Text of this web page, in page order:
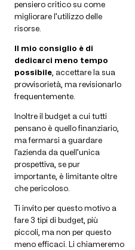
pensiero critico su come
migliorare l’utilizzo delle
risorse.
Il mio consiglio è di
dedicarci meno tempo
possibile , accettare la sua
provvisorietà, ma revisionarlo
frequentemente.
Inoltre il budget a cui tutti
pensano è quello finanziario,
ma fermarsi a guardare
l’azienda da quell’unica
prospettiva, se pur
importante, è limitante oltre
che pericoloso.
Ti invito per questo motivo a
fare 3 tipi di budget, più
piccoli, ma non per questo
meno efficaci. Li chiameremo